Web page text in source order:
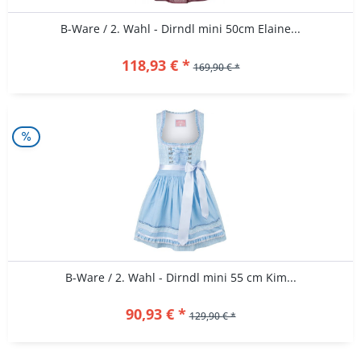
B-Ware / 2. Wahl - Dirndl mini 50cm Elaine...
118,93 € * 169,90 € *
B-Ware / 2. Wahl - Dirndl mini 55 cm Kim...
90,93 € * 129,90 € *